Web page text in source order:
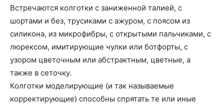
Встречаются колготки с заниженной талией, с
шортами и без, трусиками с ажуром, с поясом из
силикона, из микрофибры, с открытыми пальчиками, с
люрексом, имитирующие чулки или ботфорты, с
узором цветочным или абстрактным, цветные, а
также в сеточку.
Колготки моделирующие (и так называемые
корректирующие) способны спрятать те или иные